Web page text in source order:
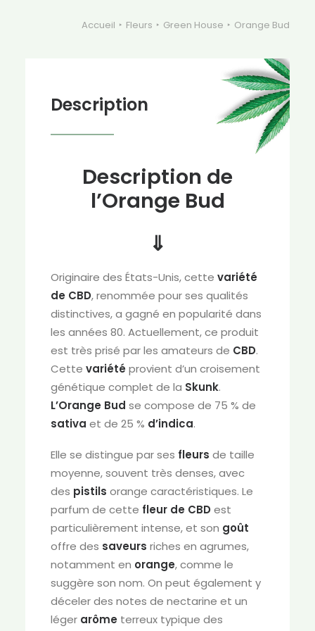
Accueil Fleurs Green House Orange Bud
Description
Description de
l’Orange Bud
⇓
Originaire des États-Unis, cette variété
de CBD, renommée pour ses qualités
distinctives, a gagné en popularité dans
les années 80. Actuellement, ce produit
est très prisé par les amateurs de CBD.
Cette variété provient d’un croisement
génétique complet de la Skunk.
L’Orange Bud se compose de 75 % de
sativa et de 25 % d’indica.
Elle se distingue par ses fleurs de taille
moyenne, souvent très denses, avec
des pistils orange caractéristiques. Le
parfum de cette fleur de CBD est
particulièrement intense, et son goût
offre des saveurs riches en agrumes,
notamment en orange, comme le
suggère son nom. On peut également y
déceler des notes de nectarine et un
léger arôme terreux typique des